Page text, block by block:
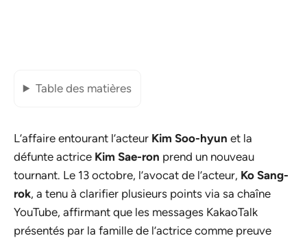
Table des matières
L’affaire entourant l’acteur Kim Soo-hyun et la
défunte actrice Kim Sae-ron prend un nouveau
tournant. Le 13 octobre, l’avocat de l’acteur, Ko Sang-
rok, a tenu à clarifier plusieurs points via sa chaîne
YouTube, affirmant que les messages KakaoTalk
présentés par la famille de l’actrice comme preuve